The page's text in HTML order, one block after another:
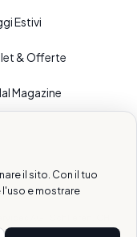
Estivi
& Offerte
Magazine
il sito. Con il tuo
e mostrare